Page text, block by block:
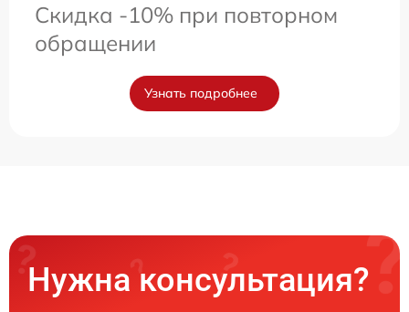
Скидка -10% при повторном
обращении
Узнать подробнее
Нужна консультация?